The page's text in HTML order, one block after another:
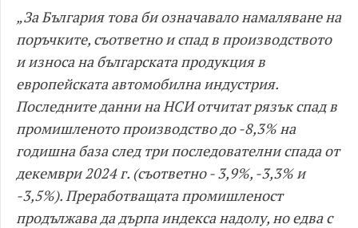
„За България това би означавало намаляване на
поръчките, съответно и спад в производството
и износа на българската продукция в
европейската автомобилна индустрия.
Последните данни на НСИ отчитат рязък спад в
промишленото производство до -8,3% на
годишна база след три последователни спада от
декември 2024 г. (съответно - 3,9%, -3,3% и
-3,5%). Преработващата промишленост
продължава да дърпа индекса надолу, но едва с